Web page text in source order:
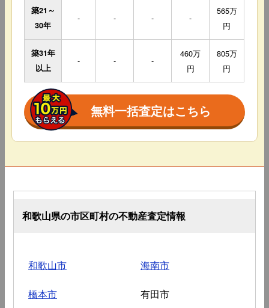
築21～
30年
- - - -
565万
円
築31年
以上
- - -
460万
円
805万
円
無料一括査定はこちら
和歌山県の市区町村の不動産査定情報
和歌山市 海南市
橋本市 有田市